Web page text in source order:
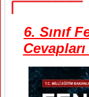
6. Sınıf